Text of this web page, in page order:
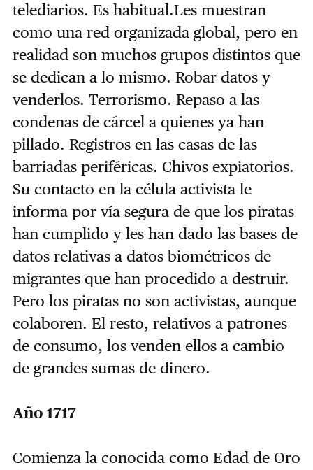
telediarios. Es habitual.Les muestran
como una red organizada global, pero en
realidad son muchos grupos distintos que
se dedican a lo mismo. Robar datos y
venderlos. Terrorismo. Repaso a las
condenas de cárcel a quienes ya han
pillado. Registros en las casas de las
barriadas periféricas. Chivos expiatorios.
Su contacto en la célula activista le
informa por vía segura de que los piratas
han cumplido y les han dado las bases de
datos relativas a datos biométricos de
migrantes que han procedido a destruir.
Pero los piratas no son activistas, aunque
colaboren. El resto, relativos a patrones
de consumo, los venden ellos a cambio
de grandes sumas de dinero.
Año 1717
Comienza la conocida como Edad de Oro